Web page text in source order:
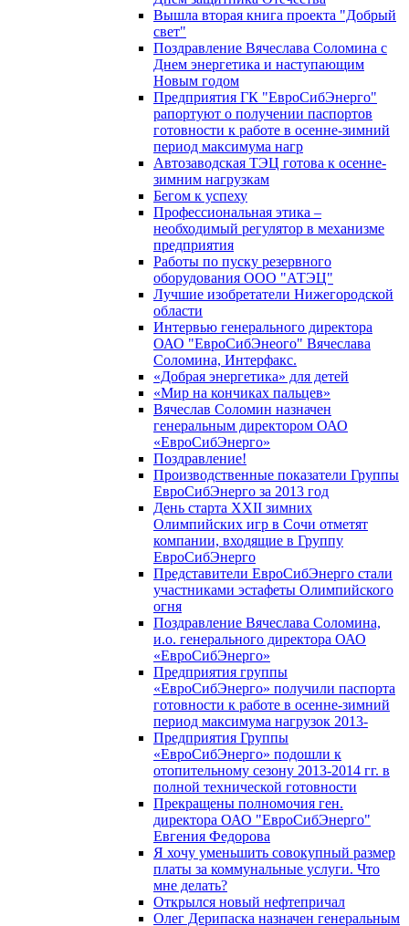
Вышла вторая книга проекта "Добрый
свет"
Поздравление Вячеслава Соломина с
Днем энергетика и наступающим
Новым годом
Предприятия ГК "ЕвроСибЭнерго"
рапортуют о получении паспортов
готовности к работе в осенне-зимний
период максимума нагр
Автозаводская ТЭЦ готова к осенне-
зимним нагрузкам
Бегом к успеху
Профессиональная этика –
необходимый регулятор в механизме
предприятия
Работы по пуску резервного
оборудования ООО "АТЭЦ"
Лучшие изобретатели Нижегородской
области
Интервью генерального директора
ОАО "ЕвроСибЭнеого" Вячеслава
Соломина, Интерфакс.
«Добрая энергетика» для детей
«Мир на кончиках пальцев»
Вячеслав Соломин назначен
генеральным директором ОАО
«ЕвроСибЭнерго»
Поздравление!
Производственные показатели Группы
ЕвроСибЭнерго за 2013 год
День старта XXII зимних
Олимпийских игр в Сочи отметят
компании, входящие в Группу
ЕвроСибЭнерго
Представители ЕвроСибЭнерго стали
участниками эстафеты Олимпийского
огня
Поздравление Вячеслава Соломина,
и.о. генерального директора ОАО
«ЕвроСибЭнерго»
Предприятия группы
«ЕвроСибЭнерго» получили паспорта
готовности к работе в осенне-зимний
период максимума нагрузок 2013-
Предприятия Группы
«ЕвроСибЭнерго» подошли к
отопительному сезону 2013-2014 гг. в
полной технической готовности
Прекращены полномочия ген.
директора ОАО "ЕвроСибЭнерго"
Евгения Федорова
Я хочу уменьшить совокупный размер
платы за коммунальные услуги. Что
мне делать?
Открылся новый нефтепричал
Олег Дерипаска назначен генеральным